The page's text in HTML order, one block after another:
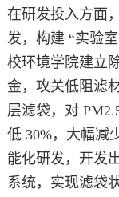
在研发投入方面
发，构建 “实验
校环境学院建立
金，攻关低阻滤
层滤袋，对
低 30%，大幅减
能化研发，开发
系统，实现滤袋